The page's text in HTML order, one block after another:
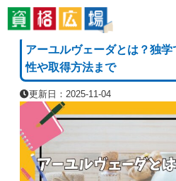
資格広場≫ 健康・ボディケア系 アーユル
[PR]
アーユルヴェーダとは？独
性や取得方法まで
更新日：2025-11-04